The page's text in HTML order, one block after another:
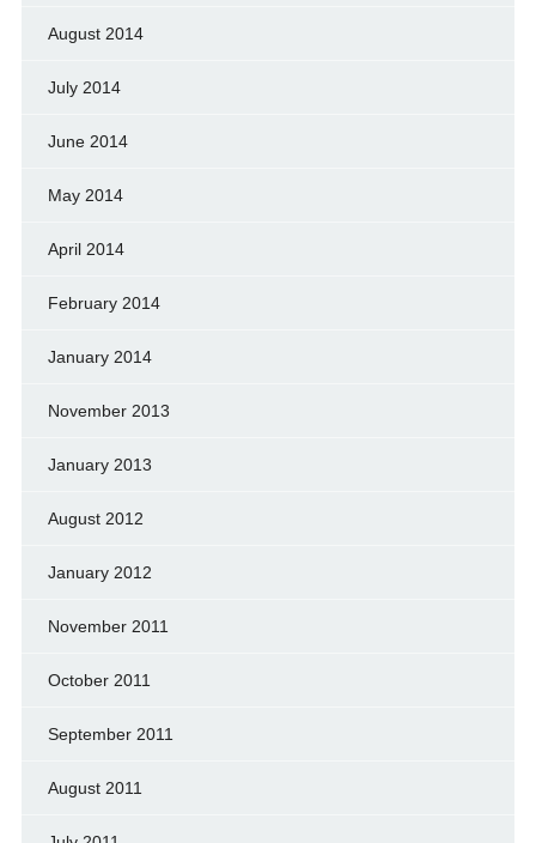
August 2014
July 2014
June 2014
May 2014
April 2014
February 2014
January 2014
November 2013
January 2013
August 2012
January 2012
November 2011
October 2011
September 2011
August 2011